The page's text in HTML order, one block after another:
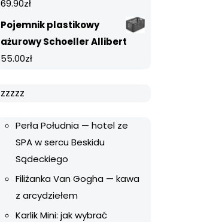
69.90zł
Pojemnik plastikowy
ażurowy Schoeller Allibert
55.00zł
zzzzz
Perła Południa — hotel ze
SPA w sercu Beskidu
Sądeckiego
Filiżanka Van Gogha — kawa
z arcydziełem
Karlik Mini: jak wybrać